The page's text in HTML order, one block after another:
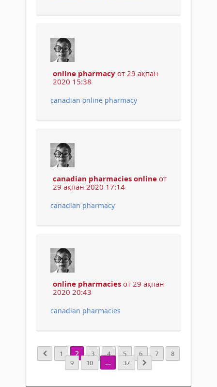
online pharmacy от 29 ақпан
2020 15:38
canadian online pharmacy
canadian pharmacies online от
29 ақпан 2020 17:14
canadian pharmacy
online pharmacies от 29 ақпан
2020 20:43
canadian pharmacies
1 2 3 4 5 6 7
8
9
10 ... 37